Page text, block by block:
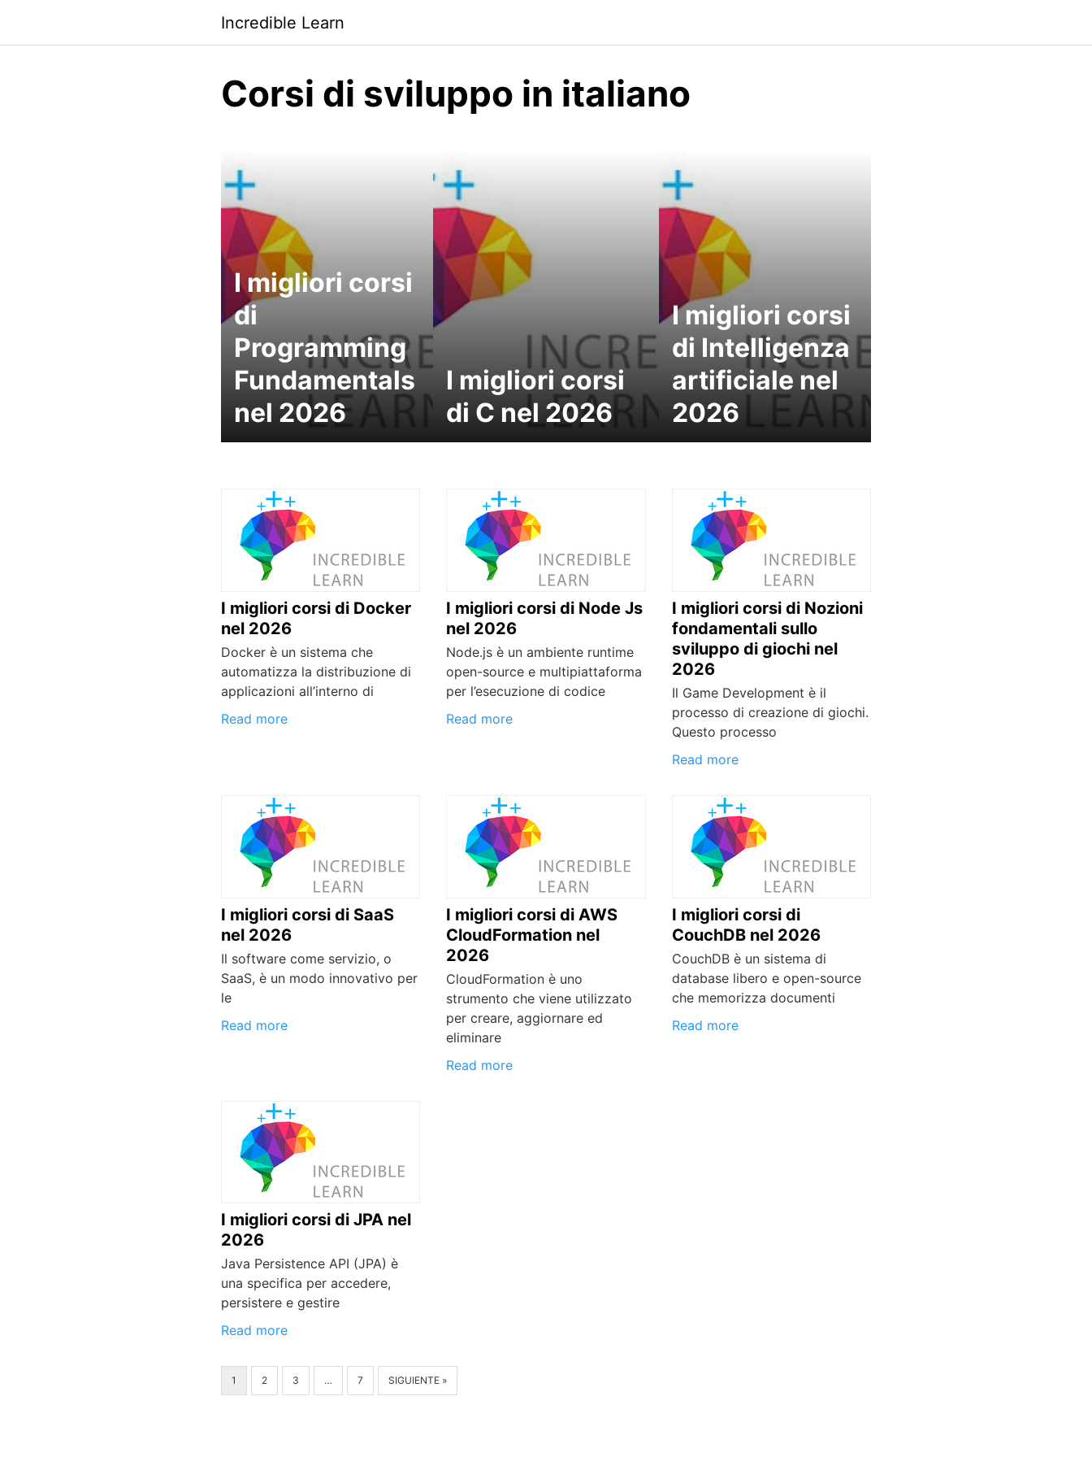
contenido
Incredible Learn
Corsi di sviluppo in italiano
I migliori corsi
di
Programming
Fundamentals
nel 2026
I migliori corsi
di C nel 2026
I migliori corsi
di Intelligenza
artificiale nel
2026
I migliori corsi di Docker
nel 2026
Docker è un sistema che
automatizza la distribuzione di
applicazioni all’interno di
Read more
I migliori corsi di Node Js
nel 2026
Node.js è un ambiente runtime
open-source e multipiattaforma
per l’esecuzione di codice
Read more
I migliori corsi di Nozioni
fondamentali sullo
sviluppo di giochi nel
2026
Il Game Development è il
processo di creazione di giochi.
Questo processo
Read more
I migliori corsi di SaaS
nel 2026
Il software come servizio, o
SaaS, è un modo innovativo per
le
Read more
I migliori corsi di AWS
CloudFormation nel
2026
CloudFormation è uno
strumento che viene utilizzato
per creare, aggiornare ed
eliminare
Read more
I migliori corsi di
CouchDB nel 2026
CouchDB è un sistema di
database libero e open-source
che memorizza documenti
Read more
I migliori corsi di JPA nel
2026
Java Persistence API (JPA) è
una specifica per accedere,
persistere e gestire
Read more
1 2 3 … 7 SIGUIENTE »